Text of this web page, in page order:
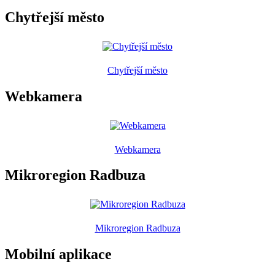
Chytřejší město
Chytřejší město
Webkamera
Webkamera
Mikroregion Radbuza
Mikroregion Radbuza
Mobilní aplikace